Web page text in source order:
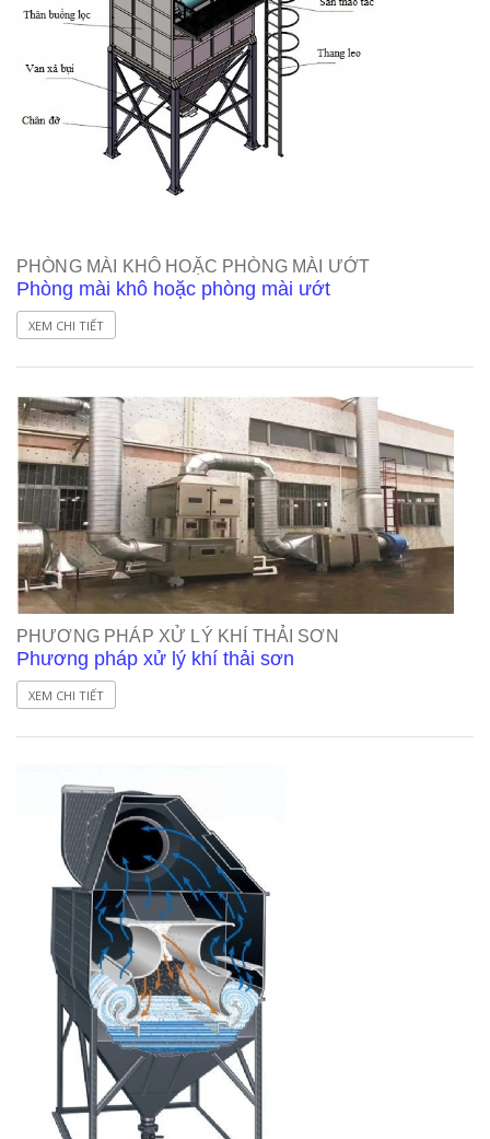
PHÒNG MÀI KHÔ HOẶC PHÒNG MÀI ƯỚT
Phòng mài khô hoặc phòng mài ướt
XEM CHI TIẾT
PHƯƠNG PHÁP XỬ LÝ KHÍ THẢI SƠN
Phương pháp xử lý khí thải sơn
XEM CHI TIẾT